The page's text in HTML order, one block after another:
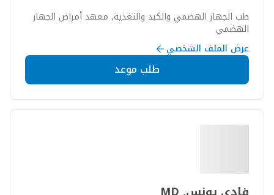
طب الجهاز الهضمي والكبد والتغذية, معهد أمراض الجهاز
الهضمي
عرض الملف الشخصي
طلب موعد